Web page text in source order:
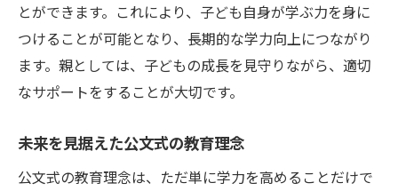
とができます。これにより、子ども自身が学ぶ力を身に
つけることが可能となり、長期的な学力向上につながり
ます。親としては、子どもの成長を見守りながら、適切
なサポートをすることが大切です。
未来を見据えた公文式の教育理念
公文式の教育理念は、ただ単に学力を高めることだけで